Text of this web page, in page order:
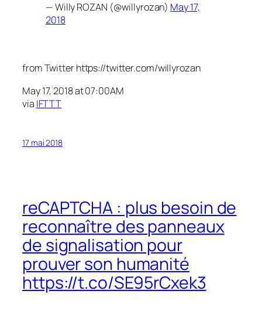
— Willy ROZAN (@willyrozan) May 17,
2018
from Twitter https://twitter.com/willyrozan
May 17, 2018 at 07:00AM
via IFTTT
17 mai 2018
reCAPTCHA : plus besoin de
reconnaître des panneaux
de signalisation pour
prouver son humanité
https://t.co/SE95rCxek3